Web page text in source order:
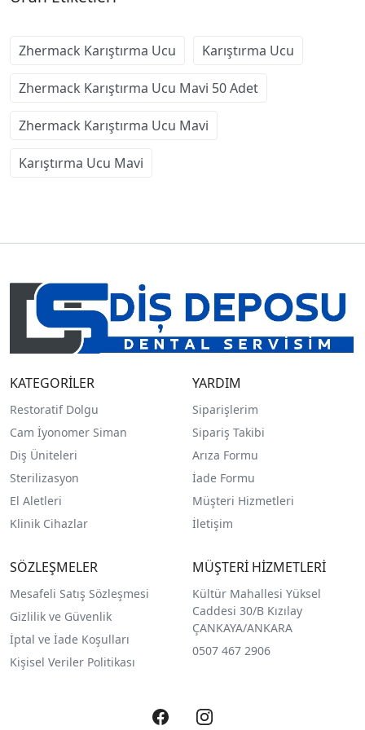
Zhermack Karıştırma Ucu Karıştırma Ucu
Zhermack Karıştırma Ucu Mavi 50 Adet
Zhermack Karıştırma Ucu Mavi
Karıştırma Ucu Mavi
KATEGORİLER
Restoratif Dolgu
Cam İyonomer Siman
Diş Üniteleri
Sterilizasyon
El Aletleri
Klinik Cihazlar
YARDIM
Siparişlerim
Sipariş Takibi
Arıza Formu
İade Formu
Müşteri Hizmetleri
İletişim
SÖZLEŞMELER
Mesafeli Satış Sözleşmesi
Gizlilik ve Güvenlik
İptal ve İade Koşulları
Kişisel Veriler Politikası
MÜŞTERİ HİZMETLERİ
Kültür Mahallesi Yüksel
Caddesi 30/B Kızılay
ÇANKAYA/ANKARA
0507 467 2906